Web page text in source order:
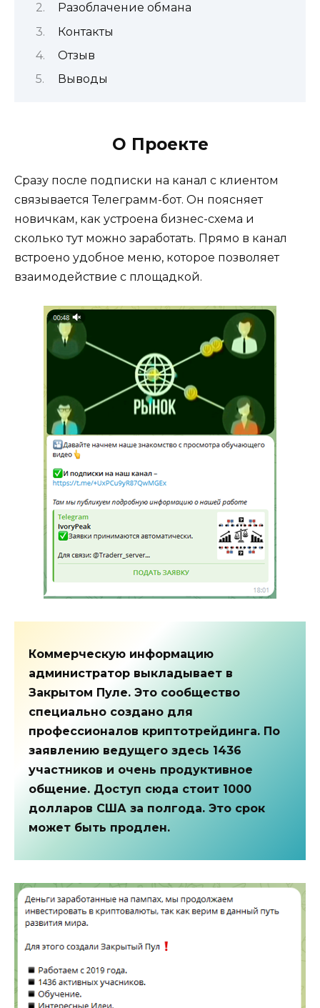
Разоблачение обмана
Контакты
Отзыв
Выводы
О Проекте
Сразу после подписки на канал с клиентом
связывается Телеграмм-бот. Он поясняет
новичкам, как устроена бизнес-схема и
сколько тут можно заработать. Прямо в канал
встроено удобное меню, которое позволяет
взаимодействие с площадкой.
Коммерческую информацию
администратор выкладывает в
Закрытом Пуле. Это сообщество
специально создано для
профессионалов криптотрейдинга. По
заявлению ведущего здесь 1436
участников и очень продуктивное
общение. Доступ сюда стоит 1000
долларов США за полгода. Это срок
может быть продлен.